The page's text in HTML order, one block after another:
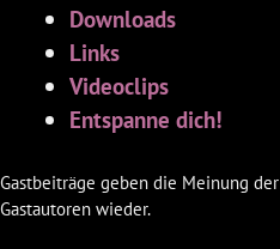
Downloads
Links
Videoclips
Entspanne dich!
Gastbeiträge geben die Meinung der
Gastautoren wieder.